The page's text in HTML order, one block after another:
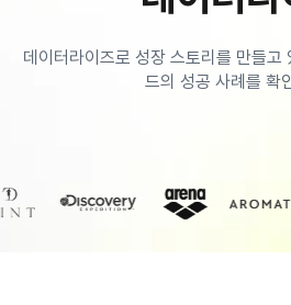
데이터라이즈로 성장 스토리를 만들고
드의 성공 사례를 확